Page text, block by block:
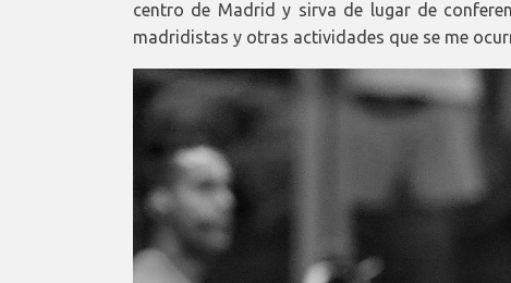
centro de Madrid y sirva de lugar de
madridistas y otras actividades que se me